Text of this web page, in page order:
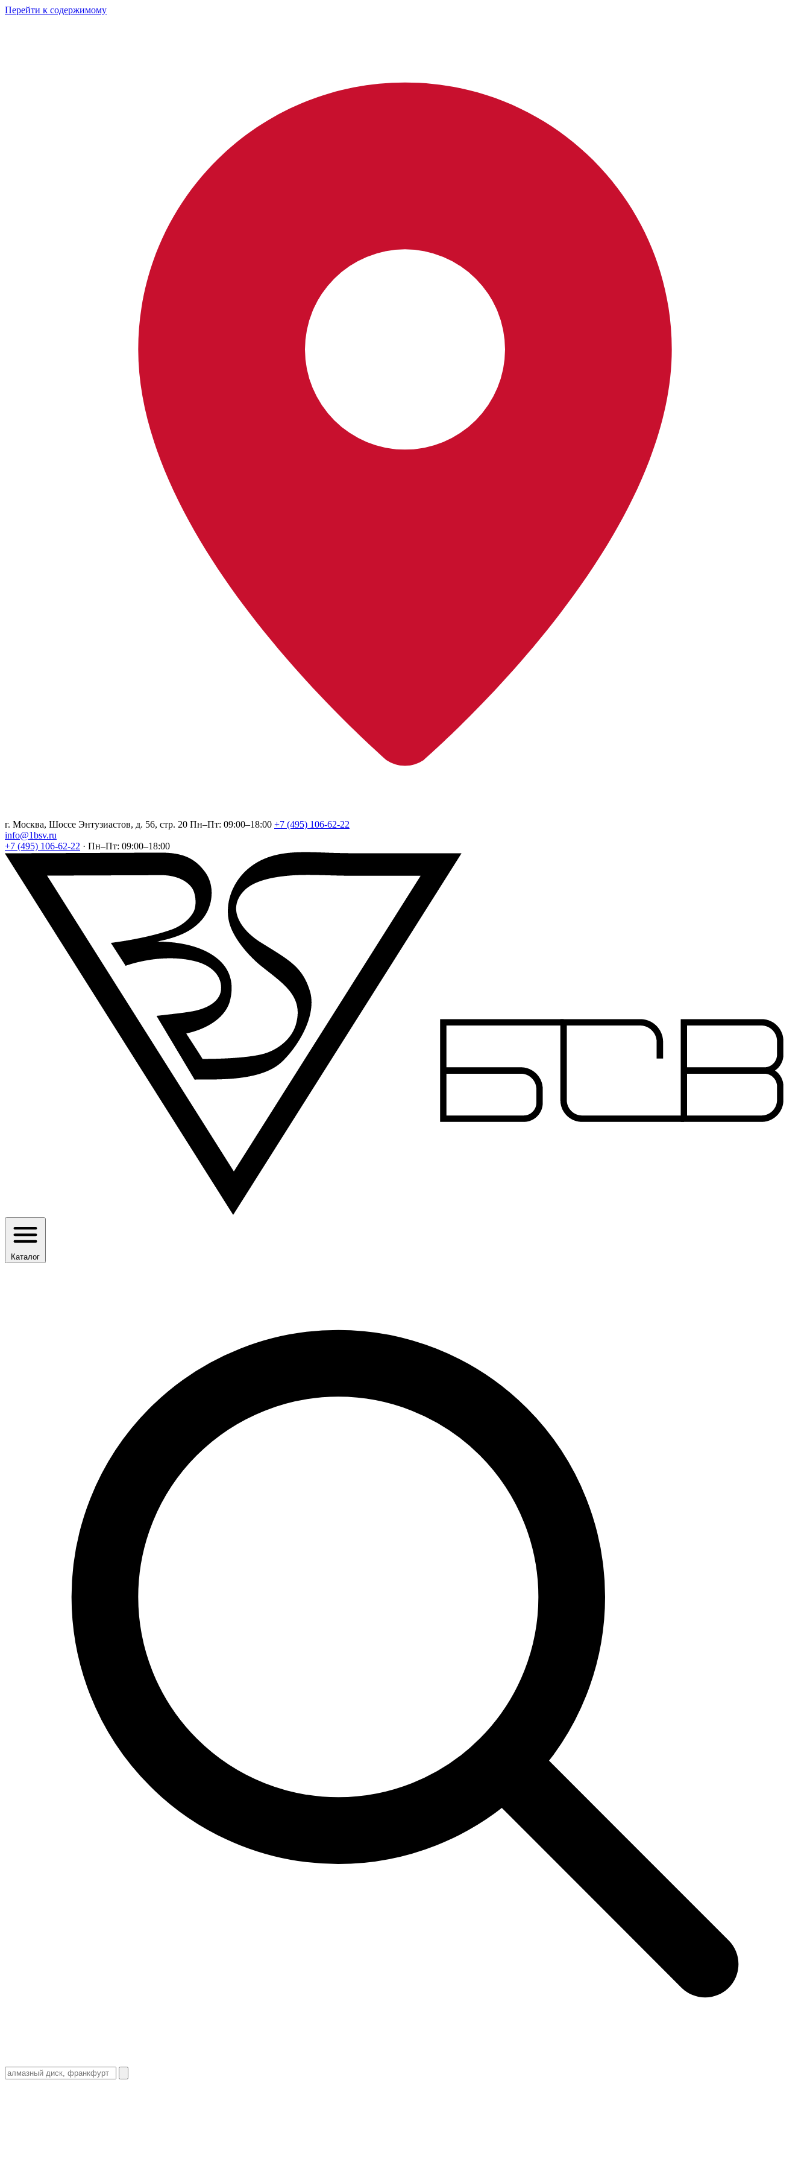
Перейти к содержимому
г. Москва, Шоссе Энтузиастов, д. 56, стр. 20 Пн–Пт: 09:00–18:00 +7 (495) 106-62-22
info@1bsv.ru
+7 (495) 106-62-22 · Пн–Пт: 09:00–18:00
Каталог